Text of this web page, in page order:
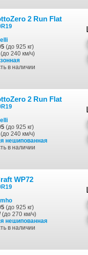
2 Run Flat
(до 925 кг)
(до 240 км/ч)
в наличии
2 Run Flat
(до 925 кг)
(до 240 км/ч)
нешипованная
в наличии
WP72
(до 925 кг)
(до 270 км/ч)
нешипованная
в наличии